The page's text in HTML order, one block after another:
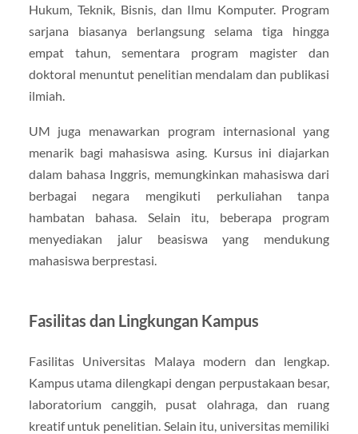
Hukum, Teknik, Bisnis, dan Ilmu Komputer. Program
sarjana biasanya berlangsung selama tiga hingga
empat tahun, sementara program magister dan
doktoral menuntut penelitian mendalam dan publikasi
ilmiah.
UM juga menawarkan program internasional yang
menarik bagi mahasiswa asing. Kursus ini diajarkan
dalam bahasa Inggris, memungkinkan mahasiswa dari
berbagai negara mengikuti perkuliahan tanpa
hambatan bahasa. Selain itu, beberapa program
menyediakan jalur beasiswa yang mendukung
mahasiswa berprestasi.
Fasilitas dan Lingkungan Kampus
Fasilitas Universitas Malaya modern dan lengkap.
Kampus utama dilengkapi dengan perpustakaan besar,
laboratorium canggih, pusat olahraga, dan ruang
kreatif untuk penelitian. Selain itu, universitas memiliki